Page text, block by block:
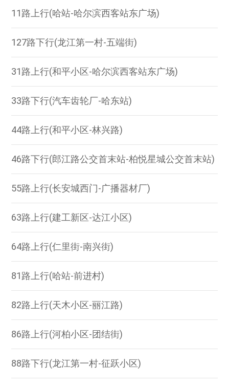
11路上行(哈站-哈尔滨西客站东广场)
127路下行(龙江第一村-五端街)
31路上行(和平小区-哈尔滨西客站东广场)
33路下行(汽车齿轮厂-哈东站)
44路上行(和平小区-林兴路)
46路下行(郎江路公交首末站-柏悦星城公交首末站)
55路上行(长安城西门-广播器材厂)
63路上行(建工新区-达江小区)
64路上行(仁里街-南兴街)
81路上行(哈站-前进村)
82路上行(天木小区-丽江路)
86路上行(河柏小区-团结街)
88路下行(龙江第一村-征跃小区)